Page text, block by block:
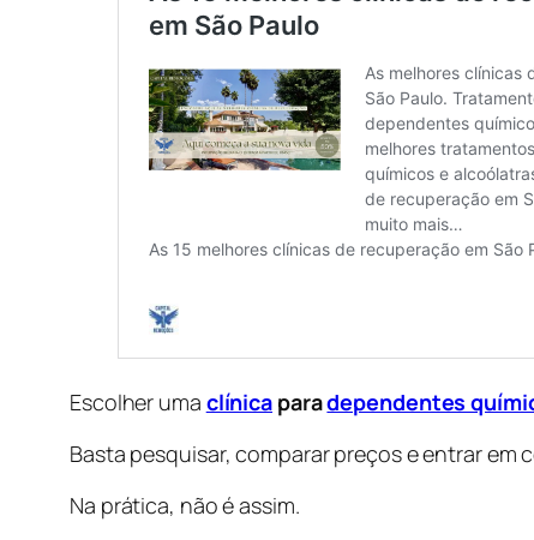
Escolher uma clínica paradependentes
Basta pesquisar, comparar preços e entrar em
Na prática, não é assim.